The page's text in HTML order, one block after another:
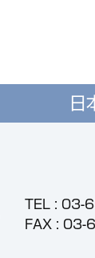
日
TEL : 03-
FAX : 03-